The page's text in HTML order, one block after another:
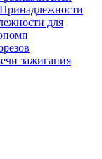
Принадлежности
для
зажигания